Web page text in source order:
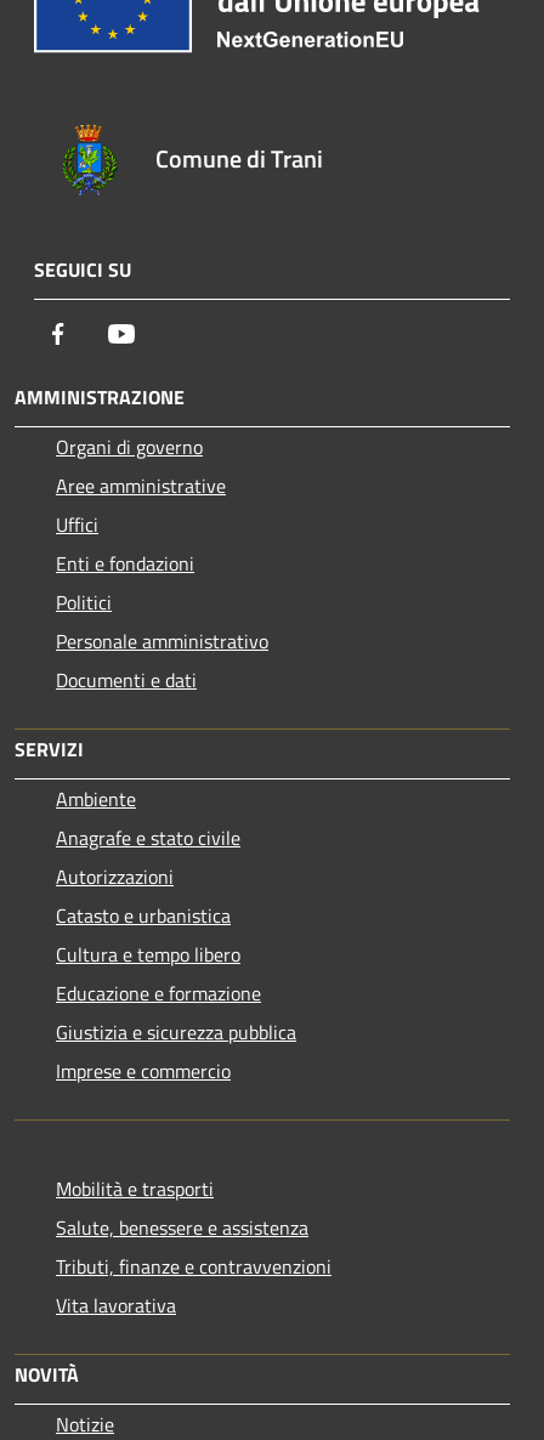
Comune di Trani
SEGUICI SU
Facebook
AMMINISTRAZIONE
Organi di governo
Aree amministrative
Uffici
Enti e fondazioni
Politici
Personale amministrativo
Documenti e dati
SERVIZI
Ambiente
Anagrafe e stato civile
Autorizzazioni
Catasto e urbanistica
Cultura e tempo libero
Educazione e formazione
Giustizia e sicurezza pubblica
Imprese e commercio
Mobilità e trasporti
Salute, benessere e assistenza
Tributi, finanze e contravvenzioni
Vita lavorativa
NOVITÀ
Notizie